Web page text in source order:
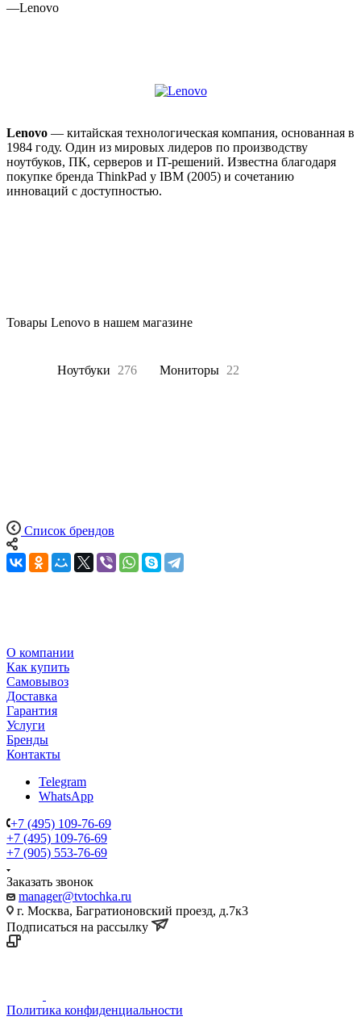
—Lenovo
Lenovo — китайская технологическая компания, основанная в
1984 году. Один из мировых лидеров по производству
ноутбуков, ПК, серверов и IT-решений. Известна благодаря
покупке бренда ThinkPad у IBM (2005) и сочетанию
инноваций с доступностью.
Товары Lenovo в нашем магазине
Ноутбуки 276 Мониторы 22
Список брендов
О компании
Как купить
Самовывоз
Доставка
Гарантия
Услуги
Бренды
Контакты
Telegram
WhatsApp
+7 (495) 109-76-69
+7 (495) 109-76-69
+7 (905) 553-76-69
Заказать звонок
manager@tvtochka.ru
г. Москва, Багратионовский проезд, д.7к3
Подписаться на рассылку
Политика конфиденциальности